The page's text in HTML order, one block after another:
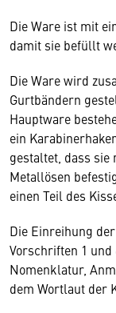
Die Ware ist mit
damit sie befüllt
Die Ware wird
Gurtbändern
Hauptware
ein
gestaltet, dass
Metallösen
einen Teil des
Die Einreihung
Vorschriften 1
Nomenklatur,
dem Wortlaut der